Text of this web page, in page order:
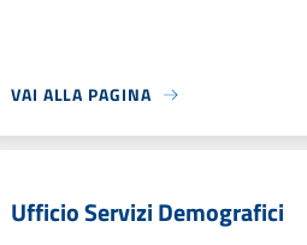
VAI ALLA PAGINA
Ufficio Servizi Demografici